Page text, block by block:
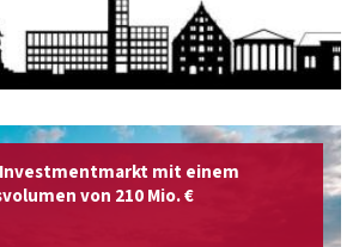
mit einem
von 210 Mio. €